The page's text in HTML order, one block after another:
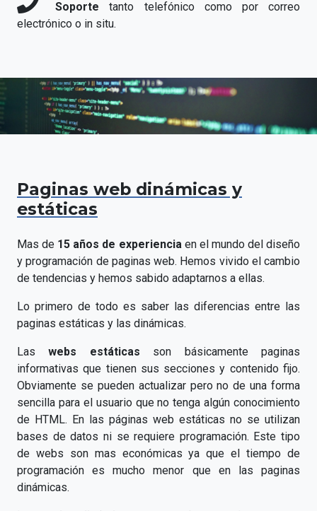
Soporte tanto telefónico como por correo
electrónico o in situ.
Paginas web dinámicas y
estáticas
Mas de 15 años de experienciaen el mundo del diseño
y programación de paginas web. Hemos vivido el cambio
de tendencias y hemos sabido adaptarnos a ellas.
Lo primero de todo es saber las diferencias entre las
paginas estáticas y las dinámicas.
Laswebs estáticas son básicamente paginas
informativas que tienen sus secciones y contenido fijo.
Obviamente se pueden actualizar pero no de una forma
sencilla para el usuario que no tenga algún conocimiento
de HTML. En las páginas web estáticas no se utilizan
bases de datos ni se requiere programación. Este tipo
de webs son mas económicas ya que el tiempo de
programación es mucho menor que en las paginas
dinámicas.